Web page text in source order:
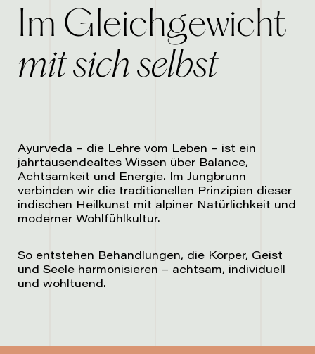
Im Gleichgewicht
mit sich selbst
Ayurveda – die Lehre vom Leben – ist ein
jahrtausendealtes Wissen über Balance,
Achtsamkeit und Energie. Im Jungbrunn
verbinden wir die traditionellen Prinzipien dieser
indischen Heilkunst mit alpiner Natürlichkeit und
moderner Wohlfühlkultur.
So entstehen Behandlungen, die Körper, Geist
und Seele harmonisieren – achtsam, individuell
und wohltuend.